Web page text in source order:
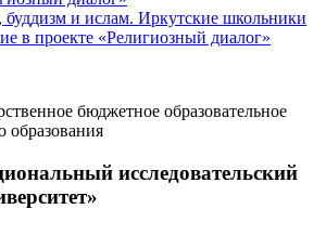
буддизм и ислам. Иркутские школьники
в проекте «Религиозный диалог»
бюджетное образовательное
образования
исследовательский